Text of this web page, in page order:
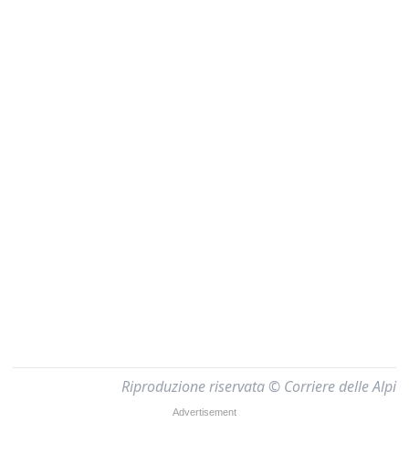
Riproduzione riservata © Corriere delle Alpi